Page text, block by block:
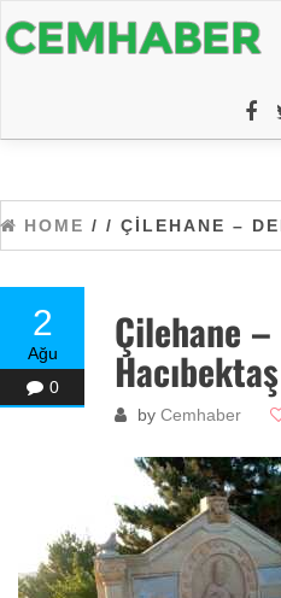
HOME / / ÇILEHANE –
2
Ağu
0
Çilehane
Hacıbektaş
by Cemhaber